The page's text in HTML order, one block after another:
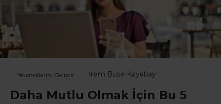
Yeteneklerini Geliştir İrem Buse Kayabay
Daha Mutlu Olmak İçin Bu 5